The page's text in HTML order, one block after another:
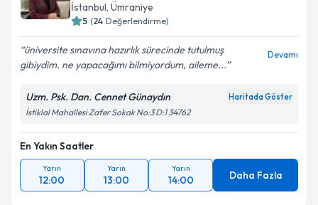
İstanbul, Ümraniye
5 (24 Değerlendirme)
üniversite sınavına hazırlık sürecinde tutulmuş
gibiydim. ne yapacağımı bilmiyordum, aileme...
Devamı
Uzm. Psk. Dan. Cennet Günaydın Haritada Göster
İstiklal Mahallesi Zafer Sokak No:3 D:1 34762
En Yakın Saatler
Yarın
12:00
Yarın
13:00
Yarın
14:00 Daha Fazla